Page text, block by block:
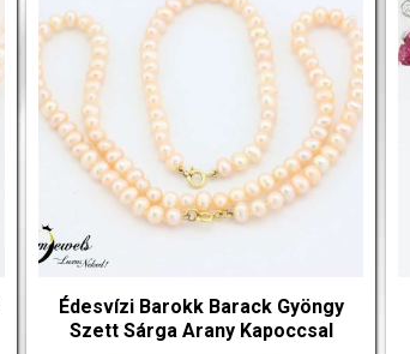
Édesvízi Barokk Barack Gyöngy
Szett Sárga Arany Kapoccsal